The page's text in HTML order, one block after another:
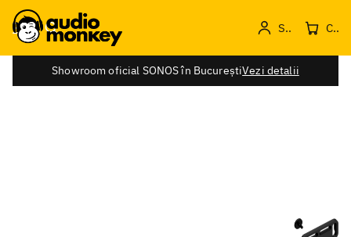
Sign in Cos de produse
Showroom oficial SONOS în BucureștiVezi detalii